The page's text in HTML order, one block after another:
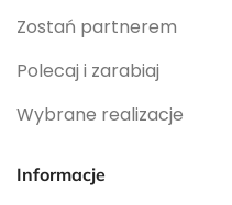
Zostań partnerem
Polecaj i zarabiaj
Wybrane realizacje
Informacje